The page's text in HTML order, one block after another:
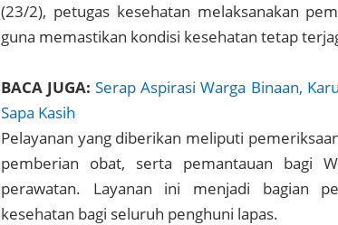
(23/2), petugas kesehatan melaksanakan
guna memastikan kondisi kesehatan tetap
BACA JUGA: Serap Aspirasi Warga Binaan,
Sapa Kasih
Pelayanan yang diberikan meliputi
pemberian obat, serta pemantauan bagi
perawatan. Layanan ini menjadi bagian
kesehatan bagi seluruh penghuni lapas.